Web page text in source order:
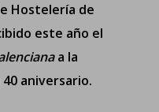
Hostelería de
este año el
a la
aniversario.